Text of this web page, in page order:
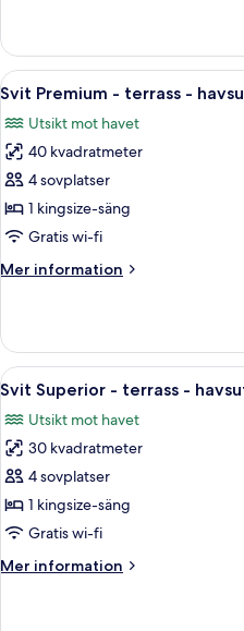
rum
balkong
havsutsikt
Öppna
alla
foton
för
Svit
Premium
-
-
14
Svit Premium - terrass -
Utsikt mot havet
40 kvadratmeter
4 sovplatser
1 kingsize-säng
Gratis wi-fi
Mer information
Mer
Premium
terrass
havsutsikt
Öppna
alla
foton
för
Svit
Superior
-
-
4
Svit Superior - terrass -
Utsikt mot havet
30 kvadratmeter
4 sovplatser
1 kingsize-säng
Gratis wi-fi
Mer information
Mer